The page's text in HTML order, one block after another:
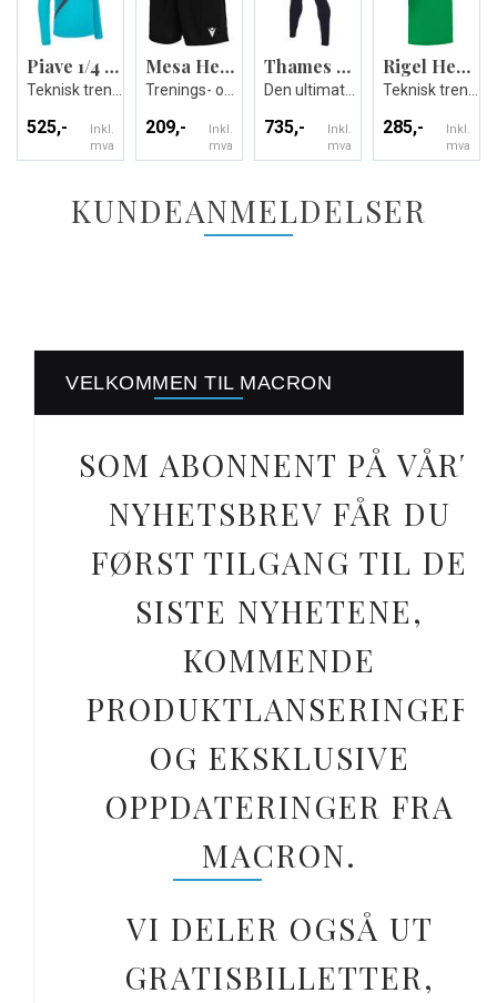
Piave 1/4 Zip Top
525,-
Inkl.
mva
Mesa Hero Short
209,-
Inkl.
mva
Thames Hero Pant
Den ultimate treningsbuksen - Unisex
735,-
Inkl.
mva
Rigel Hero Shirt SS
285,-
Inkl.
mva
KUNDEANMELDELSER
VELKOMMEN TIL MACRON
SOM ABONNENT PÅ VÅRT
NYHETSBREV FÅR DU
FØRST TILGANG TIL DE
SISTE NYHETENE,
KOMMENDE
PRODUKTLANSERINGER
OG EKSKLUSIVE
OPPDATERINGER FRA
MACRON.
VI DELER OGSÅ UT
GRATISBILLETTER,